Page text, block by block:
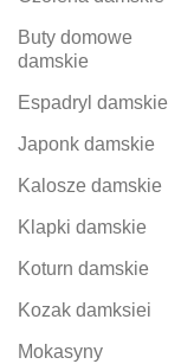
Buty domowe
damskie
Espadryl damskie
Japonk damskie
Kalosze damskie
Klapki damskie
Koturn damskie
Kozak damksiei
Mokasyny